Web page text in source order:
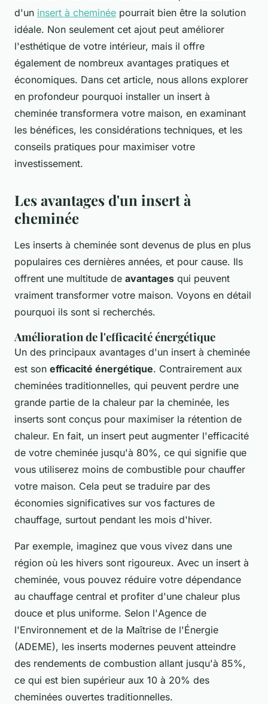
d'un insert à cheminée pourrait bien être la solution
idéale. Non seulement cet ajout peut améliorer
l'esthétique de votre intérieur, mais il offre
également de nombreux avantages pratiques et
économiques. Dans cet article, nous allons explorer
en profondeur pourquoi installer un insert à
cheminée transformera votre maison, en examinant
les bénéfices, les considérations techniques, et les
conseils pratiques pour maximiser votre
investissement.
Les avantages d'un insert à
cheminée
Les inserts à cheminée sont devenus de plus en plus
populaires ces dernières années, et pour cause. Ils
offrent une multitude de avantages qui peuvent
vraiment transformer votre maison. Voyons en détail
pourquoi ils sont si recherchés.
Amélioration de l'efficacité énergétique
Un des principaux avantages d'un insert à cheminée
est son efficacité énergétique. Contrairement aux
cheminées traditionnelles, qui peuvent perdre une
grande partie de la chaleur par la cheminée, les
inserts sont conçus pour maximiser la rétention de
chaleur. En fait, un insert peut augmenter l'efficacité
de votre cheminée jusqu'à 80%, ce qui signifie que
vous utiliserez moins de combustible pour chauffer
votre maison. Cela peut se traduire par des
économies significatives sur vos factures de
chauffage, surtout pendant les mois d'hiver.
Par exemple, imaginez que vous vivez dans une
région où les hivers sont rigoureux. Avec un insert à
cheminée, vous pouvez réduire votre dépendance
au chauffage central et profiter d'une chaleur plus
douce et plus uniforme. Selon l'Agence de
l'Environnement et de la Maîtrise de l'Énergie
(ADEME), les inserts modernes peuvent atteindre
des rendements de combustion allant jusqu'à 85%,
ce qui est bien supérieur aux 10 à 20% des
cheminées ouvertes traditionnelles.